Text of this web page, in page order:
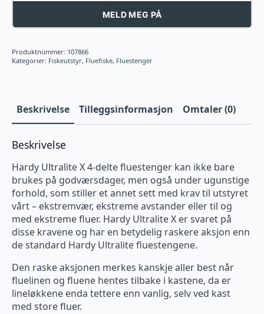
MELD MEG PÅ
Produktnummer: 107866
Kategorier: Fiskeutstyr, Fluefiske, Fluestenger
Beskrivelse Tilleggsinformasjon Omtaler (0)
Beskrivelse
Hardy Ultralite X 4-delte fluestenger kan ikke bare
brukes på godværsdager, men også under ugunstige
forhold, som stiller et annet sett med krav til utstyret
vårt – ekstremvær, ekstreme avstander eller til og
med ekstreme fluer. Hardy Ultralite X er svaret på
disse kravene og har en betydelig raskere aksjon enn
de standard Hardy Ultralite fluestengene.
Den raske aksjonen merkes kanskje aller best når
fluelinen og fluene hentes tilbake i kastene, da er
lineløkkene enda tettere enn vanlig, selv ved kast
med store fluer.